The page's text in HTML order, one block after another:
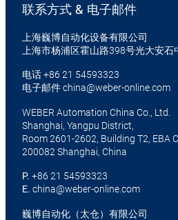
联系方式 & 电子邮件
上海巍博自动化设备有限公司
上海市杨浦区霍山路398号光大安
电话+86 21 54593323
电子邮件china@weber-online.com
WEBER Automation China Co., Ltd.
Shanghai, Yangpu District,
Room 2601-2602, Building T2, EBA
200082 Shanghai, China
P. +86 21 54593323
E. china@weber-online.com
巍博自动化（太仓）有限公司